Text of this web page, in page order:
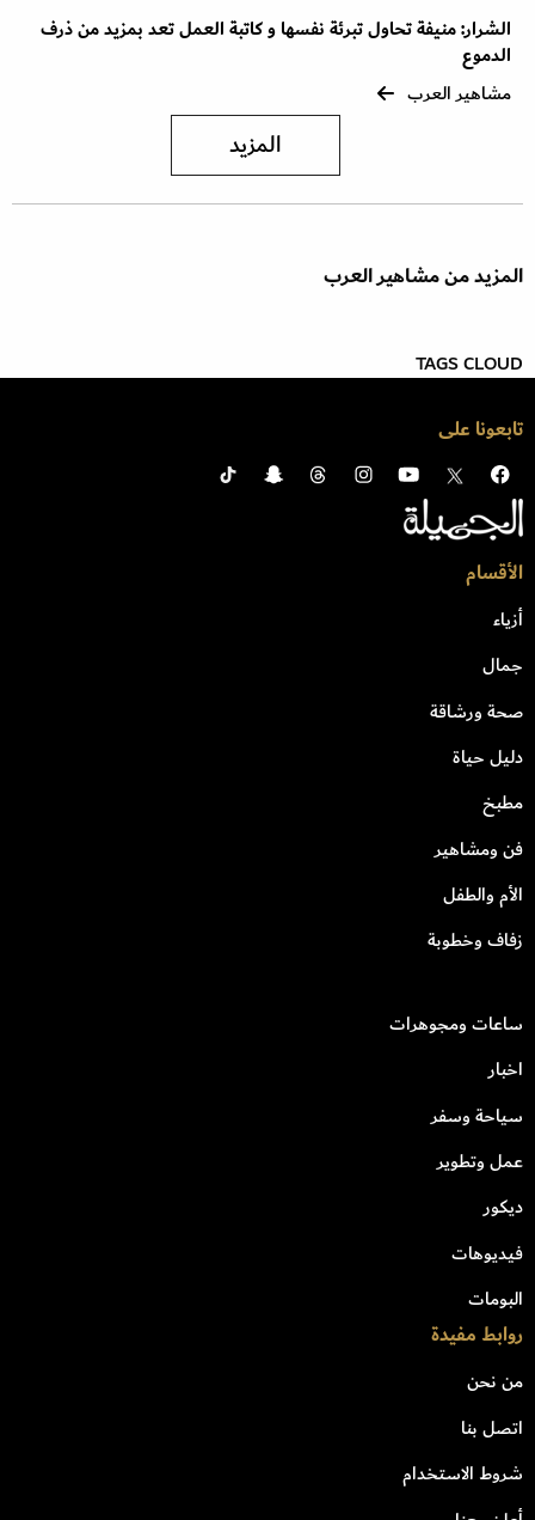
الشرار: منيفة تحاول تبرئة نفسها و كاتبة العمل تعد بمزيد من ذرف
الدموع
مشاهير العرب
المزيد
المزيد من مشاهير العرب
TAGS CLOUD
تابعونا على
الأقسام
أزياء
جمال
صحة ورشاقة
دليل حياة
مطبخ
فن ومشاهير
الأم والطفل
زفاف وخطوبة
ساعات ومجوهرات
اخبار
سياحة وسفر
عمل وتطوير
ديكور
فيديوهات
البومات
روابط مفيدة
من نحن
اتصل بنا
شروط الاستخدام